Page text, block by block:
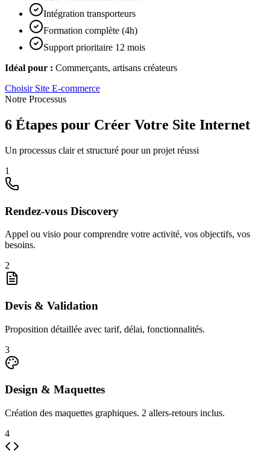
Intégration transporteurs
Formation complète (4h)
Support prioritaire 12 mois
Idéal pour : Commerçants, artisans créateurs
Choisir Site E-commerce
Notre Processus
6 Étapes pour Créer Votre Site Internet
Un processus clair et structuré pour un projet réussi
1
Rendez-vous Discovery
Appel ou visio pour comprendre votre activité, vos objectifs, vos
besoins.
2
Devis & Validation
Proposition détaillée avec tarif, délai, fonctionnalités.
3
Design & Maquettes
Création des maquettes graphiques. 2 allers-retours inclus.
4